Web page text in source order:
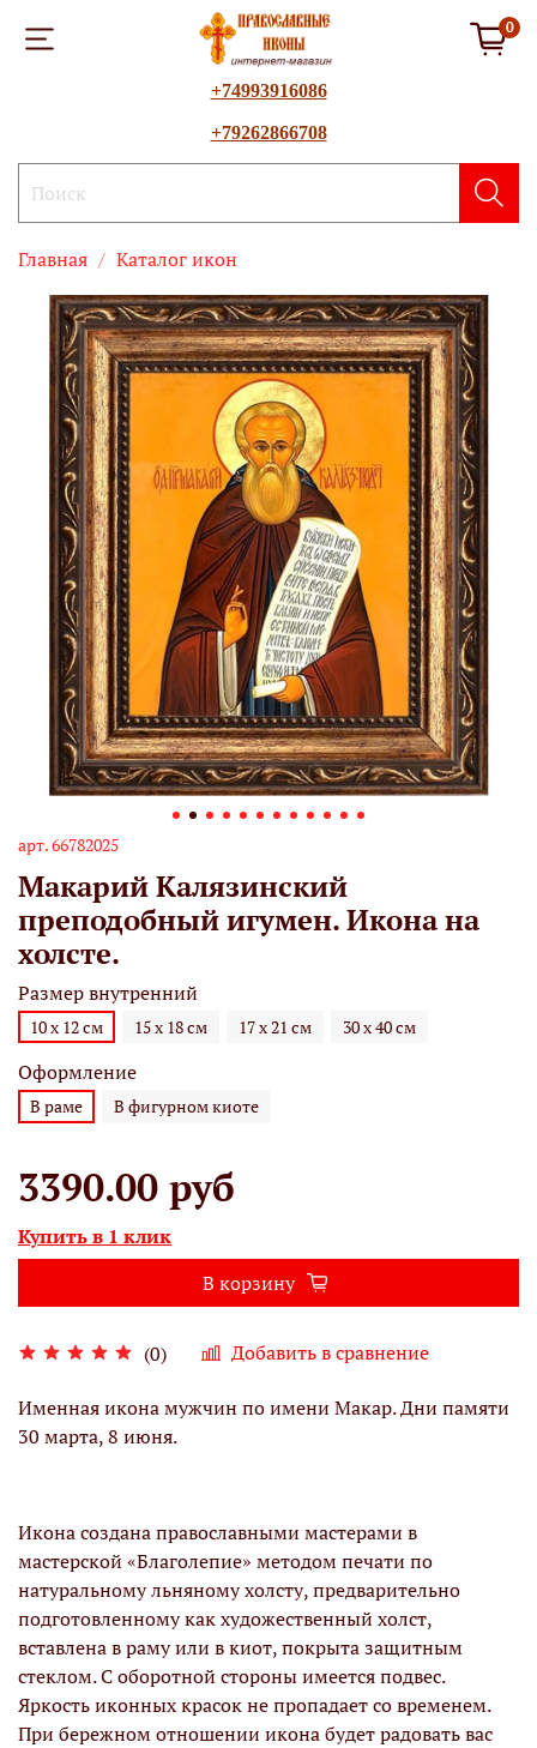
0
+74993916086
+79262866708
Главная Каталог икон
арт.66782025
Макарий Калязинский
преподобный игумен. Икона на
холсте.
(0) Добавить в сравнение
Размер внутренний
10 х 12 см 15 х 18 см 17 х 21 см 30 х 40 см
Оформление
В раме В фигурном киоте
3390.00 руб
Купить в 1 клик
В корзину
Именная икона мужчин по имени Макар. Дни памяти
30 марта, 8 июня.
Икона создана православными мастерами в
мастерской «Благолепие» методом печати по
натуральному льняному холсту, предварительно
подготовленному как художественный холст,
вставлена в раму или в киот, покрыта защитным
стеклом. С оборотной стороны имеется подвес.
Яркость иконных красок не пропадает со временем.
При бережном отношении икона будет радовать вас